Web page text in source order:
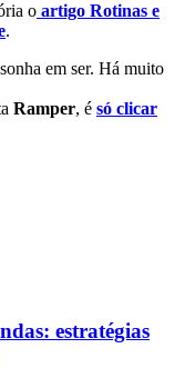
o artigo Rotinas e
.
em ser. Há muito
Ramper, é só clicar
estratégias